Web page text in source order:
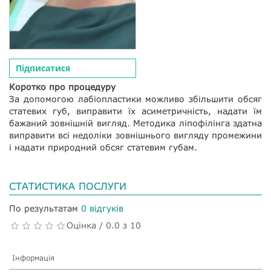
Підписатися
Коротко про процедуру
За допомогою лабіопластики можливо збільшити обсяг
статевих губ, виправити їх асиметричність, надати їм
бажаний зовнішній вигляд. Методика ліпофілінга здатна
виправити всі недоліки зовнішнього вигляду промежини
і надати природний обсяг статевим губам.
СТАТИСТИКА ПОСЛУГИ
По результатам 0 відгуків
Оцінка / 0.0 з 10
Інформація